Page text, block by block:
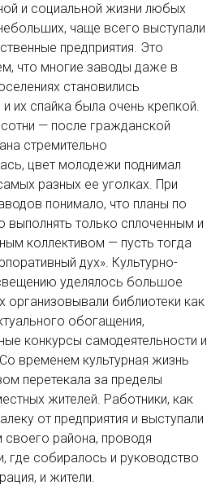
и социальной жизни любых
чаще всего выступали
предприятия. Это
что многие заводы даже в
становились
их спайка была очень крепкой.
— после гражданской
стремительно
цвет молодежи поднимал
разных ее уголках. При
понимало, что планы по
выполнять только сплоченным и
коллективом — пусть тогда
дух». Культурно-
уделялось большое
организовывали библиотеки как
обогащения,
конкурсы самодеятельности и
временем культурная жизнь
перетекала за пределы
жителей. Работники, как
от предприятия и выступали
района, проводя
где собиралось и руководство
и жители.